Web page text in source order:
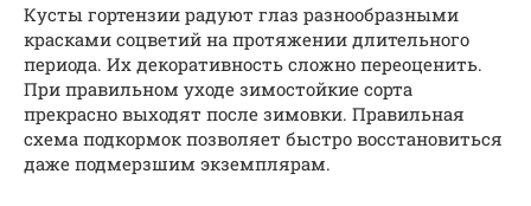
Кусты гортензии радуют глаз разнообразными
красками соцветий на протяжении длительного
периода. Их декоративность сложно переоценить.
При правильном уходе зимостойкие сорта
прекрасно выходят после зимовки. Правильная
схема подкормок позволяет быстро восстановиться
даже подмерзшим экземплярам.